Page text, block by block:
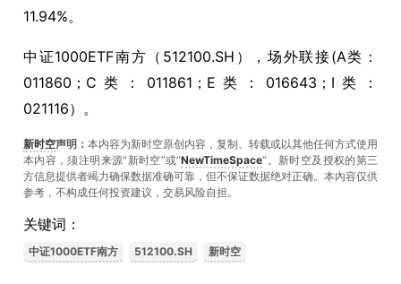
11.94%。
中证1000ETF南方（512100.SH），场外联接(A类：
011860；C类：011861；E类：016643；I类：
021116）。
新时空声明： 本内容为新时空原创内容，复制、转载或以其他任何方式使用
本内容，须注明来源“新时空”或“NewTimeSpace”。新时空及授权的第三
方信息提供者竭力确保数据准确可靠，但不保证数据绝对正确。本內容仅供
参考，不构成任何投资建议，交易风险自担。
关键词：
中证1000ETF南方 512100.SH 新时空